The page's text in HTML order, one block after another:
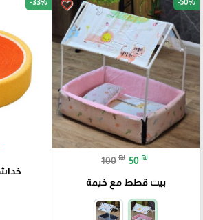
favorite_border -50%
100 ₪ 50 ₪
بيت قطط مع خيمة
-33%